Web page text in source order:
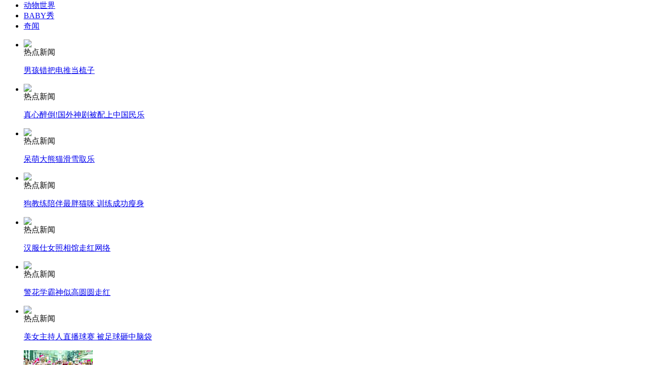
安徽一实载49人客车翻车
走！跟着总书记去植树
消防员救轻生者
纽约上演“枕头大战”
动物世界
BABY秀
奇闻
热点新闻
男孩错把电推当梳子
热点新闻
真心醉倒!国外神剧被配上中国民乐
热点新闻
呆萌大熊猫滑雪取乐
热点新闻
狗教练陪伴最胖猫咪 训练成功瘦身
热点新闻
汉服仕女照相馆走红网络
热点新闻
警花学霸神似高圆圆走红
热点新闻
美女主持人直播球赛 被足球砸中脑袋